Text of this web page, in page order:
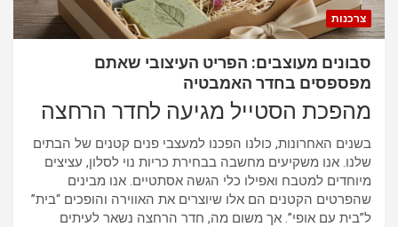
צרכנות
סבונים מעוצבים: הפריט העיצובי שאתם
מפספסים בחדר האמבטיה
מהפכת הסטייל מגיעה לחדר הרחצה
בשנים האחרונות, כולנו הפכנו למעצבי פנים קטנים של הבתים
שלנו. אנו משקיעים מחשבה בבחירת כריות נוי לסלון, עציצים
מיוחדים למטבח ואפילו כלי הגשה אסתטיים. אנו מבינים
שהפרטים הקטנים הם אלו שיוצרים את האווירה והופכים “בית”
ל”בית עם אופי”. אך משום מה, חדר הרחצה נשאר לעיתים